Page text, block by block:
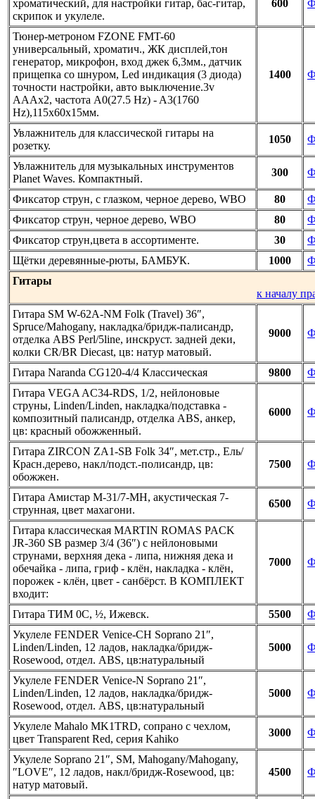
хроматический, для настройки гитар, бас-гитар,
скрипок и укулеле.
600
Тюнер-метроном FZONE FMT-60
универсальный, хроматич., ЖК дисплей,тон
генератор, микрофон, вход джек 6,3мм., датчик
прищепка со шнуром, Led индикация (3 диода)
точности настройки, авто выключение.3v
AAAх2, частота A0(27.5 Hz) - A3(1760
Hz),115х60х15мм.
1400
Увлажнитель для классической гитары на
розетку.
1050
Увлажнитель для музыкальных инструментов
Planet Waves. Компактный.
300
Фиксатор струн, с глазком, черное дерево, WBO 80
Фиксатор струн, черное дерево, WBO
80
Фиксатор струн,цвета в ассортименте.
30
Щётки деревянные-рюты, БАМБУК.
1000
Гитары
к началу
Гитара SM W-62A-NM Folk (Travel) 36″,
Spruce/Mahogany, накладка/бридж-палисандр,
отделка ABS Perl/5line, инскруст. задней деки,
колки CR/BR Diecast, цв: натур матовый.
9000
Гитара Naranda CG120-4/4 Классическая 9800
Гитара VEGA AC34-RDS, 1/2, нейлоновые
струны, Linden/Linden, накладка/подставка -
композитный палисандр, отделка ABS, анкер,
цв: красный обожженный.
6000
Гитара ZIRCON ZA1-SB Folk 34″, мет.стр., Ель/
Красн.дерево, накл/подст.-полисандр, цв:
обожжен.
7500
Гитара Амистар M-31/7-MH, акустическая 7-
струнная, цвет махагони.
6500
Гитара классическая MARTIN ROMAS PACK
JR-360 SB размер 3/4 (36″) с нейлоновыми
струнами, верхняя дека - липа, нижняя дека и
обечайка - липа, гриф - клён, накладка - клён,
порожек - клён, цвет - санбёрст. В КОМПЛЕКТ
входит:
7000
Гитара ТИМ 0С, ½, Ижевск. 5500
Укулеле FENDER Venice-CH Soprano 21″,
Linden/Linden, 12 ладов, накладка/бридж-
Rosewood, отдел. ABS, цв:натуральный
5000
Укулеле FENDER Venice-N Soprano 21″,
Linden/Linden, 12 ладов, накладка/бридж-
Rosewood, отдел. ABS, цв:натуральный
5000
Укулеле Mahalo MK1TRD, сопрано с чехлом,
цвет Transparent Red, серия Kahiko
3000
Укулеле Soprano 21″, SM, Mahogany/Mahogany,
″LOVE″, 12 ладов, накл/бридж-Rosewood, цв:
натур матовый.
4500